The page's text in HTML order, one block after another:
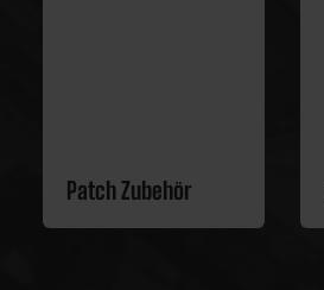
Patch Zubehör